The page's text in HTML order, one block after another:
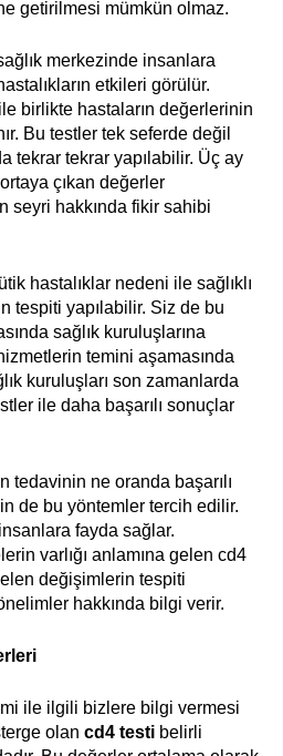
getirilmesi mümkün olmaz.
merkezinde insanlara
etkileri görülür.
birlikte hastaların değerlerinin
Bu testler tek seferde değil
tekrar tekrar yapılabilir. Üç ay
çıkan değerler
seyri hakkında fikir sahibi
hastalıklar nedeni ile sağlıklı
tespiti yapılabilir. Siz de bu
sağlık kuruluşlarına
temini aşamasında
kuruluşları son zamanlarda
ile daha başarılı sonuçlar
tedavinin ne oranda başarılı
de bu yöntemler tercih edilir.
fayda sağlar.
varlığı anlamına gelen cd4
değişimlerin tespiti
hakkında bilgi verir.
ile ilgili bizlere bilgi vermesi
olan cd4 testi belirli